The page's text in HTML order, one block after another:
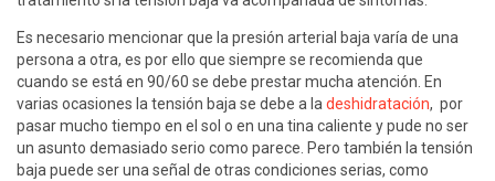
Es necesario mencionar que la presión arterial baja varía de una
persona a otra, es por ello que siempre se recomienda que
cuando se está en 90/60 se debe prestar mucha atención. En
varias ocasiones la tensión baja se debe a la deshidratación, por
pasar mucho tiempo en el sol o en una tina caliente y pude no ser
un asunto demasiado serio como parece. Pero también la tensión
baja puede ser una señal de otras condiciones serias, como